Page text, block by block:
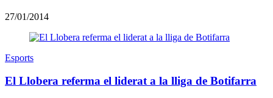
27/01/2014
Esports
El Llobera referma el liderat a la lliga de Botifarra